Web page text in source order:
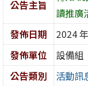
公告主旨
讀推廣
發佈日期
2024
發佈單位
設備組
公告類別
活動訊